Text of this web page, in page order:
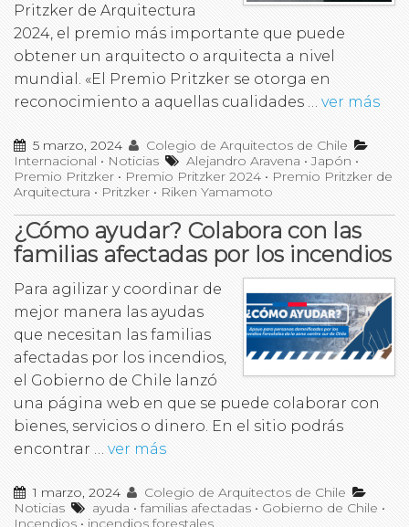
Pritzker de Arquitectura
2024, el premio más importante que puede
obtener un arquitecto o arquitecta a nivel
mundial. «El Premio Pritzker se otorga en
reconocimiento a aquellas cualidades … ver más
5 marzo, 2024
Colegio de Arquitectos de Chile
Internacional • Noticias Alejandro Aravena •Japón •
Premio Pritzker • Premio Pritzker 2024 • Premio Pritzker de
Arquitectura • Pritzker • Riken Yamamoto
¿Cómo ayudar? Colabora con las
familias afectadas por los incendios
Para agilizar y coordinar de
mejor manera las ayudas
que necesitan las familias
afectadas por los incendios,
el Gobierno de Chile lanzó
una página web en que se puede colaborar con
bienes, servicios o dinero. En el sitio podrás
encontrar … ver más
1 marzo, 2024
Colegio de Arquitectos de Chile
Noticias
ayuda •familias afectadas • Gobierno de Chile •
Incendios • incendios forestales